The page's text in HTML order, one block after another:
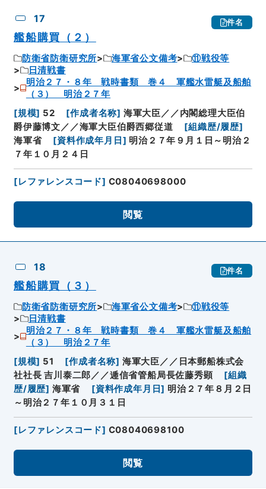
17 件名
艦船購買（２）
防衛省防衛研究所 海軍省公文備考
⑪戦役等
日清戦書
明治２７・８年 戦時書類 巻４ 軍艦水雷艇及船舶
（３） 明治２７年
[規模] 52 [作成者名称] 海軍大臣／／内閣総理大臣伯
爵伊藤博文／／海軍大臣伯爵西郷従道
[組織歴/履歴]
海軍省
[資料作成年月日 ] 明治２７年９月１日～明治２
７年１０月２４日
[レファレンスコード] C08040698000
閲覧
18 件名
艦船購買（３）
防衛省防衛研究所 海軍省公文備考
⑪戦役等
日清戦書
明治２７・８年 戦時書類 巻４ 軍艦水雷艇及船舶
（３） 明治２７年
[規模] 51 [作成者名称] 海軍大臣／／日本郵船株式会
社社長 吉川泰二郎／／逓信省管船局長佐藤秀顕
[組織
歴/履歴] 海軍省 [資料作成年月日] 明治２７年８月２日
～明治２７年１０月３１日
[レファレンスコード] C08040698100
閲覧